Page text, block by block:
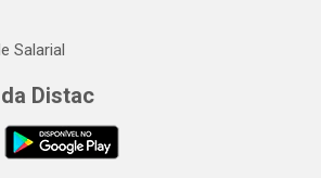
Salarial
Distac